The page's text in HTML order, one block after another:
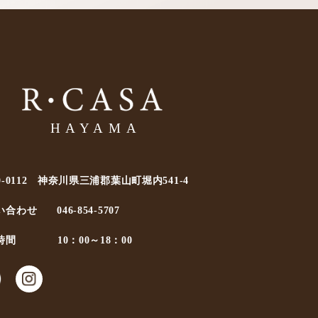
0112 神奈川県三浦郡葉山町堀内541-4
合わせ 046-854-5707
間 10：00～18：00